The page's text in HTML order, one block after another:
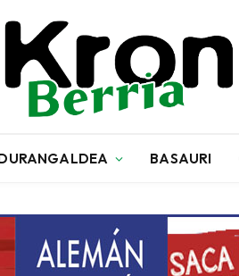
BASAURI